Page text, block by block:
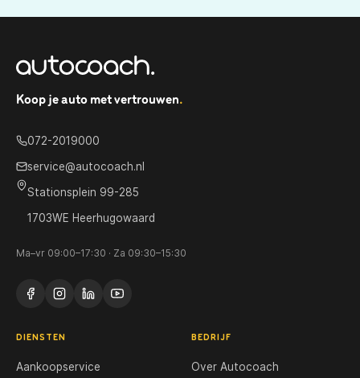
Koop je auto met vertrouwen.
072-2019000
service@autocoach.nl
Stationsplein 99-285
1703WE Heerhugowaard
Ma–vr 09:00–17:30 · Za 09:30–15:30
DIENSTEN
Aankoopservice
BEDRIJF
Over Autocoach